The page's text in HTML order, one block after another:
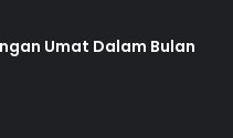
Umat Dalam Bulan